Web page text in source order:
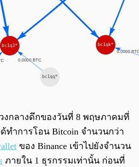
งกลางดึกของวันที่ 8 พฤษภาคมที่
ทำการโอน Bitcoin จำนวนกว่า
ของ Binance เข้าไปยังจำนวน
ภายใน 1 ธุรกรรมเท่านั้น ก่อนที่